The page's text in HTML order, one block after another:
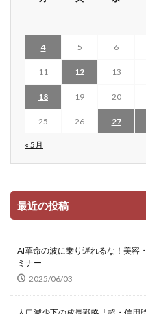
« 5月
4 5 6
11 12 13
18 19 20
25 26 27
最近の投稿
AI革命の波に乗り遅れるな！美容
ミナー
2025/06/03